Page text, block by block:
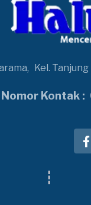
Kel.
Nomor Kontak :